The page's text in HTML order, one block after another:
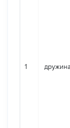
1 дружина